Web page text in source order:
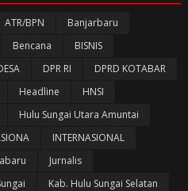
ATR/BPN
Banjarbaru
Bencana
BISNIS
DPR RI
DPRD KOTABAR
Headline
HNSI
Hulu Sungai Utara Amuntai
INTERNASIONAL
Jurnalis
Kab. Hulu Sungai Selatan